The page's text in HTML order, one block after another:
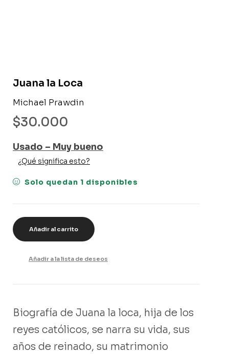
Juana la Loca
Michael Prawdin
$30.000
Usado – Muy bueno
¿Qué significa esto?
Solo quedan 1 disponibles
Añadir al carrito
Añadir a la lista de deseos
Biografía de Juana la loca, hija de los
reyes católicos, se narra su vida, sus
años de reinado, su matrimonio